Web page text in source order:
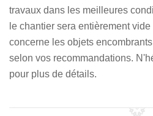
travaux dans les meilleures
le chantier sera entièrement
concerne les objets
selon vos recommandations.
pour plus de détails.